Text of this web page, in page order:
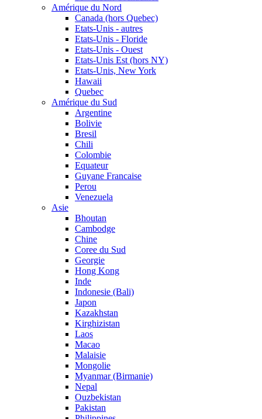
Amérique du Nord
Canada (hors Quebec)
Etats-Unis - autres
Etats-Unis - Floride
Etats-Unis - Ouest
Etats-Unis Est (hors NY)
Etats-Unis, New York
Hawaii
Quebec
Amérique du Sud
Argentine
Bolivie
Bresil
Chili
Colombie
Equateur
Guyane Francaise
Perou
Venezuela
Asie
Bhoutan
Cambodge
Chine
Coree du Sud
Georgie
Hong Kong
Inde
Indonesie (Bali)
Japon
Kazakhstan
Kirghizistan
Laos
Macao
Malaisie
Mongolie
Myanmar (Birmanie)
Nepal
Ouzbekistan
Pakistan